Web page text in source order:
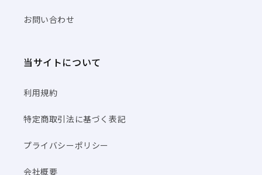
お問い合わせ
当サイトについて
利用規約
特定商取引法に基づく表記
プライバシーポリシー
会社概要